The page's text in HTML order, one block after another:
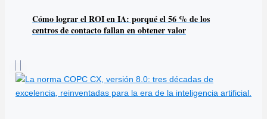
Cómo lograr el ROI en IA: porqué el 56 % de los
centros de contacto fallan en obtener valor